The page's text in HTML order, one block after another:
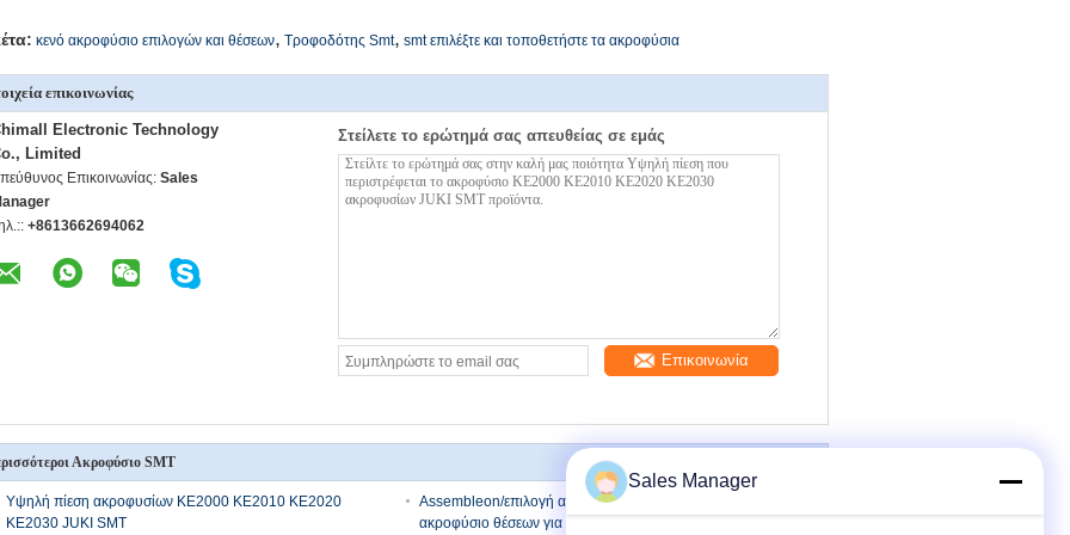
κενό ακροφύσιο επιλογών και θέσεων, Τροφοδότης Smt, smt επιλέξτε και τοποθετήστε τα ακροφύσια
επικοινωνίας
Electronic Technology
Limited
Επικοινωνίας: Sales
+8613662694062
Στείλετε το ερώτημά σας απευθείας σε εμάς
Επικοινωνία
Ακροφύσιο SMT
Υψηλή πίεση ακροφυσίων KE2000 KE2010 KE2020
KE2030 JUKI SMT
Assembleon/επιλογή ακροφυσίων SMT Yamaha SMT και
ακροφύσιο θέσεων για Mounter
Sales Manager